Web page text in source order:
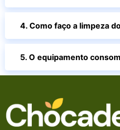
4. Como faço a limpeza
5. O equipamento